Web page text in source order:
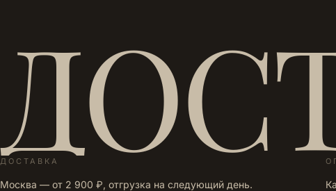
ДОСТАВКА
Москва — от 2 900 ₽, отгрузка на следующий день.